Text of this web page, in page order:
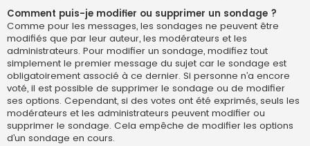
Comment puis-je modifier ou supprimer un sondage ?
Comme pour les messages, les sondages ne peuvent être
modifiés que par leur auteur, les modérateurs et les
administrateurs. Pour modifier un sondage, modifiez tout
simplement le premier message du sujet car le sondage est
obligatoirement associé à ce dernier. Si personne n’a encore
voté, il est possible de supprimer le sondage ou de modifier
ses options. Cependant, si des votes ont été exprimés, seuls les
modérateurs et les administrateurs peuvent modifier ou
supprimer le sondage. Cela empêche de modifier les options
d’un sondage en cours.